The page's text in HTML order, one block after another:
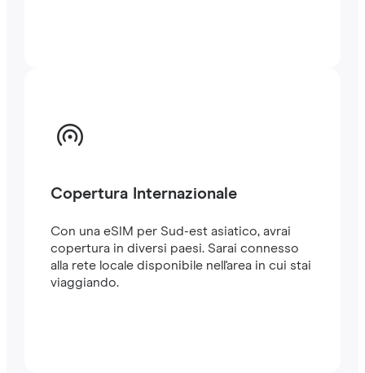
Copertura Internazionale
Con una eSIM per Sud-est asiatico, avrai
copertura in diversi paesi. Sarai connesso
alla rete locale disponibile nell'area in cui stai
viaggiando.